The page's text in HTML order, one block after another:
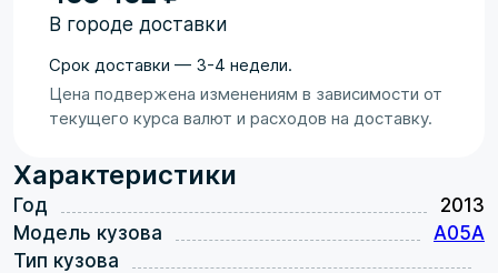
Характеристики
Год
2013
Модель кузова
A05A
Тип кузова
В городе доставки
Срок доставки — 3-4 недели.
Цена подвержена изменениям в зависимости от
текущего курса валют и расходов на доставку.